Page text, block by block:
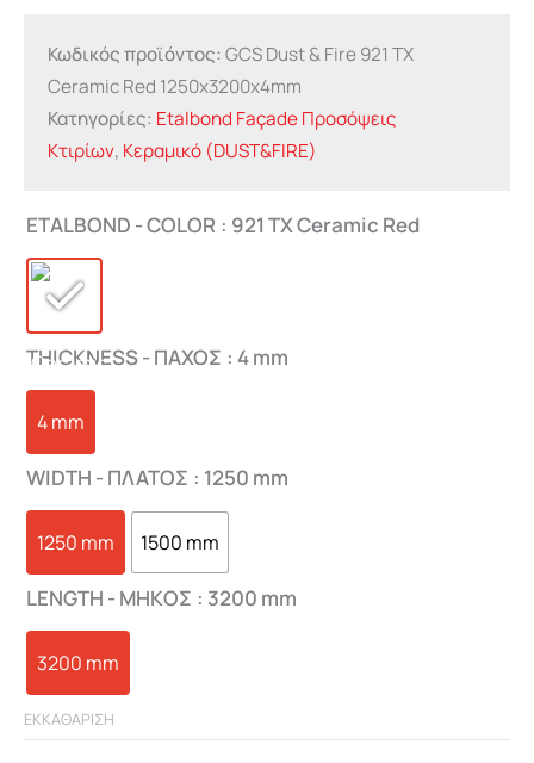
Κωδικός προϊόντος: GCS Dust & Fire 921 TX
Ceramic Red 1250x3200x4mm
Κατηγορίες: Etalbond Façade Προσόψεις
Κτιρίων, Κεραμικό (DUST&FIRE)
ETALBOND - COLOR : 921 TX Ceramic Red
THICKNESS - ΠΑΧΟΣ : 4 mm
4 mm
WIDTH - ΠΛΑΤΟΣ : 1250 mm
1250 mm 1500 mm
LENGTH - ΜHKΟΣ : 3200 mm
3200 mm
ΕΚΚΑΘΑΡΙΣΗ